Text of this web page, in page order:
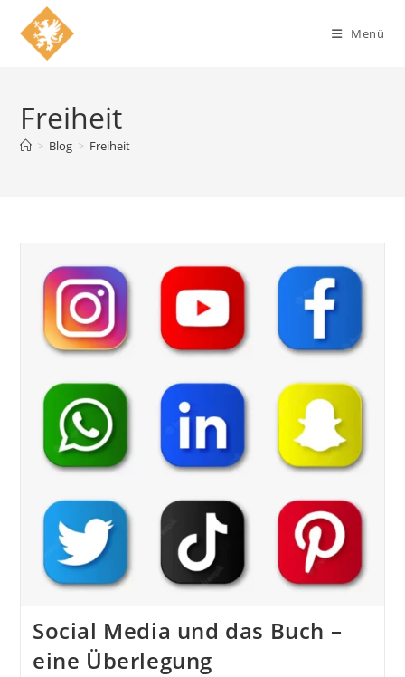
Inhalt
springen
Menü
Freiheit
> Blog > Freiheit
Social Media und das Buch –
eine Überlegung